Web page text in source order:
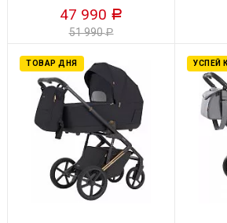
47 990 Р
51 990Р
ТОВАР ДНЯ УСПЕЙ